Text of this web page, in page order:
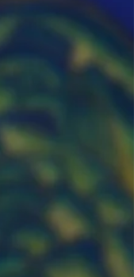
알에서 한얼이 내려 한
한울세상을 이룬다.
, “선가정 신성회복과 정회,
종단 재단법인 선교 취정원
선교전(仙敎典)」 ‘한알에서
무생일체가 한울을 이룬다’
체 신단수숲마을을 이루고